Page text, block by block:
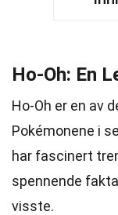
Ho-Oh: En
Ho-Oh er en av
Pokémonene i
har fascinert
spennende
visste.